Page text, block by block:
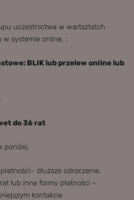
uczestnictwa w wartsztatch
w systemie online, :
BLIK lub przelew online lub
do 36 rat
poniżej.
dłuższe odroczenie,
lub inne formy płatności –
kontakcie